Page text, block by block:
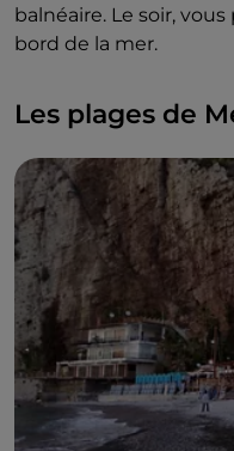
balnéaire. Le soir,
bord de la mer.
Les plages de